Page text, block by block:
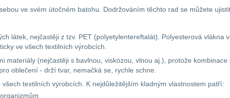
ve svém útočném batohu. Dodržováním těchto rad se můžete
látek, nejčastěji z tzv. PET (polyetylentereftalát). Polyesterová
ve všech textilních výrobcích.
materiály (nejčastěji s bavlnou, viskózou, vlnou aj.), protože
oblečení - drží tvar, nemačká se, rychle schne.
textilních výrobcích. K nejdůležitějším kladným vlastnostem patří: